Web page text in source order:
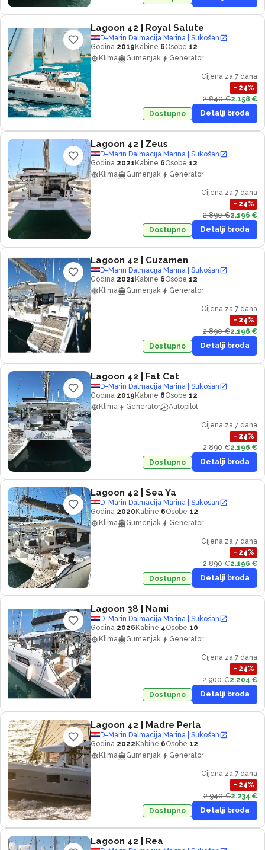
Lagoon 42 | Royal Salute
D-Marin Dalmacija Marina | Sukošan
Godina 2019 Kabine 6Osobe 12
Klima
Gumenjak Generator
Cijena za 7 dana
− 24%
2.840 €2.158 €
Dostupno
Detalji broda
Lagoon 42 | Zeus
D-Marin Dalmacija Marina | Sukošan
Godina 2021 Kabine 6Osobe 12
Klima
Gumenjak Generator
Cijena za 7 dana
− 24%
2.890 €2.196 €
Dostupno
Detalji broda
Lagoon 42 | Cuzamen
D-Marin Dalmacija Marina | Sukošan
Godina 2021 Kabine 6Osobe 12
Klima
Gumenjak Generator
Cijena za 7 dana
− 24%
2.890 €2.196 €
Dostupno
Detalji broda
Lagoon 42 | Fat Cat
D-Marin Dalmacija Marina | Sukošan
Godina 2019 Kabine 6Osobe 12
Klima
Generator Autopilot
Cijena za 7 dana
− 24%
2.890 €2.196 €
Dostupno
Detalji broda
Lagoon 42 | Sea Ya
D-Marin Dalmacija Marina | Sukošan
Godina 2020 Kabine 6Osobe 12
Klima
Gumenjak Generator
Cijena za 7 dana
− 24%
2.890 €2.196 €
Dostupno
Detalji broda
Lagoon 38 | Nami
D-Marin Dalmacija Marina | Sukošan
Godina 2026 Kabine 4Osobe 10
Klima
Gumenjak Generator
Cijena za 7 dana
− 24%
2.900 €2.204 €
Dostupno
Detalji broda
Lagoon 42 | Madre Perla
D-Marin Dalmacija Marina | Sukošan
Godina 2022 Kabine 6Osobe 12
Klima
Gumenjak Generator
Cijena za 7 dana
− 24%
2.940 €2.234 €
Dostupno
Detalji broda
Lagoon 42 | Rea